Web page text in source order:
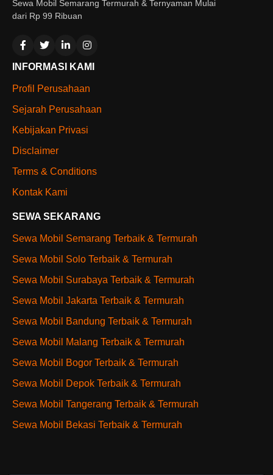
Sewa Mobil Semarang Termurah & Ternyaman Mulai
dari Rp 99 Ribuan
INFORMASI KAMI
Profil Perusahaan
Sejarah Perusahaan
Kebijakan Privasi
Disclaimer
Terms & Conditions
Kontak Kami
SEWA SEKARANG
Sewa Mobil Semarang Terbaik & Termurah
Sewa Mobil Solo Terbaik & Termurah
Sewa Mobil Surabaya Terbaik & Termurah
Sewa Mobil Jakarta Terbaik & Termurah
Sewa Mobil Bandung Terbaik & Termurah
Sewa Mobil Malang Terbaik & Termurah
Sewa Mobil Bogor Terbaik & Termurah
Sewa Mobil Depok Terbaik & Termurah
Sewa Mobil Tangerang Terbaik & Termurah
Sewa Mobil Bekasi Terbaik & Termurah